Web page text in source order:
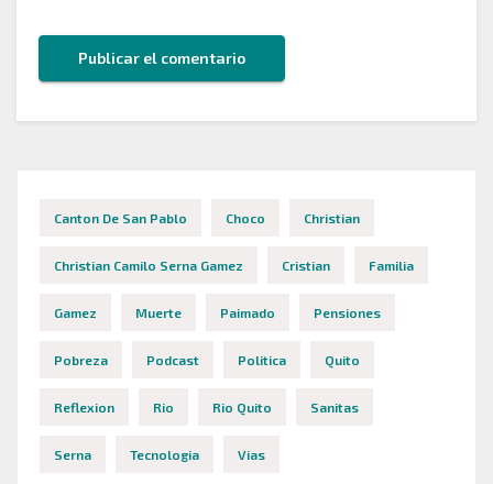
Canton De San Pablo Choco Christian
Christian Camilo Serna Gamez Cristian Familia
Gamez Muerte Paimado Pensiones
Pobreza Podcast Politica Quito
Reflexion Rio Rio Quito Sanitas
Serna Tecnologia Vias